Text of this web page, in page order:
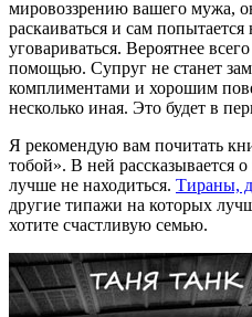
мировоззрению вашего мужа,
раскаиваться и сам
уговариваться. Вероятнее
помощью. Супруг не станет
комплиментами и хорошим
несколько иная. Это будет в
Я рекомендую вам почитать
тобой». В ней рассказывается
лучше не находиться. Тираны,
другие типажи на которых
хотите счастливую семью.